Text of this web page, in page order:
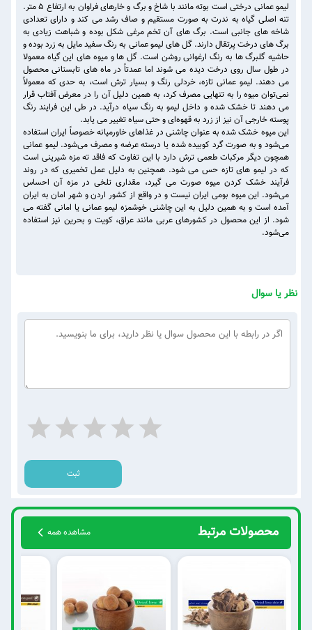
لیمو عمانی درختی است بوته مانند با شاخ و برگ و خارهای فراوان به ارتفاع ۵ متر.
تنه اصلی گیاه به ندرت به صورت مستقیم و صاف رشد می کند و دارای تعدادی
شاخه های جانبی است. برگ های آن تخم مرغی شکل بوده و شباهت زیادی به
برگ های درخت پرتقال دارند. گل های لیمو عمانی به رنگ سفید مایل به زرد بوده و
حاشیه گلبرگ ها به رنگ ارغوانی روشن است. گل ها و میوه های این گیاه معمولا
در طول سال روی درخت دیده می شوند اما عمدتاً در ماه های تابستانی محصول‌
می دهند. لیمو عمانی تازه، خردلی رنگ و بسیار ترش است، به حدی ‌که معمولاً
نمی‌توان میوه را به ‌تنهایی مصرف کرد، به همین دلیل آن را در معرض آفتاب قرار
می دهند تا خشک شده و داخل لیمو به رنگ سیاه درآید. در طی این فرایند رنگ
پوسته خارجی آن نیز از زرد به قهوه‌ای و حتی سیاه تغییر می یابد.
این میوه خشک‌ شده به ‌عنوان چاشنی در غذاهای خاورمیانه‌ خصوصاً ایران استفاده
می‌شود و به ‌صورت گرد کوبیده ‌شده یا درسته عرضه و مصرف می‌شود. لیمو عمانی
همچون دیگر مرکبات طعمی ترش دارد با این تفاوت که فاقد ته ‌مزه شیرینی است
که در لیمو های تازه حس می شود. همچنین به‌ دلیل عمل تخمیری که در روند
فرآیند خشک کردن میوه صورت می گیرد، مقداری تلخی در مزه آن احساس
می‌شود. این میوه بومی ایران نیست و در واقع از کشور اردن و شهر امان به ایران
آمده است و به همین دلیل به این چاشنی خوشمزه لیمو عمانی یا امانی گفته می
شود. از این محصول در کشورهای عربی مانند عراق، کویت و بحرین نیز استفاده
می‌شود.
نظر یا سوال
ثبت
محصولات مرتبط مشاهده همه